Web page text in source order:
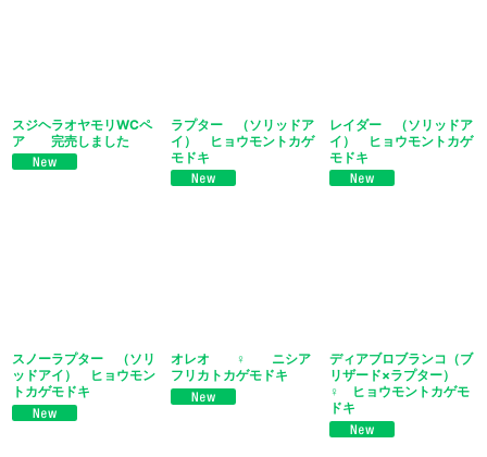
スジヘラオヤモリWCペ
ア 完売しました
ラプター （ソリッドア
イ） ヒョウモントカゲ
モドキ
レイダー （ソリッドア
イ） ヒョウモントカゲ
モドキ
スノーラプター （ソリ
ッドアイ） ヒョウモン
トカゲモドキ
オレオ ♀ ニシア
フリカトカゲモドキ
ディアブロブランコ（ブ
リザード×ラプター）
♀ ヒョウモントカゲモ
ドキ